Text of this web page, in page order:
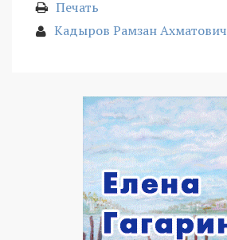
Печать
Кадыров Рамзан Ахматович